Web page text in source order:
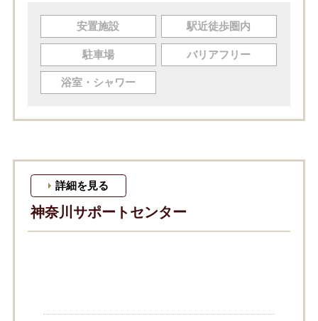
安置施設 駅近徒歩圏内
駐車場 バリアフリー
浴室・シャワー
神奈川サポートセンター
詳細を見る